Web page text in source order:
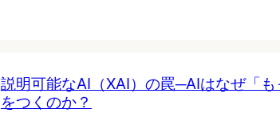
説明可能なAI（XAI）の罠─AIはなぜ「も
をつくのか？